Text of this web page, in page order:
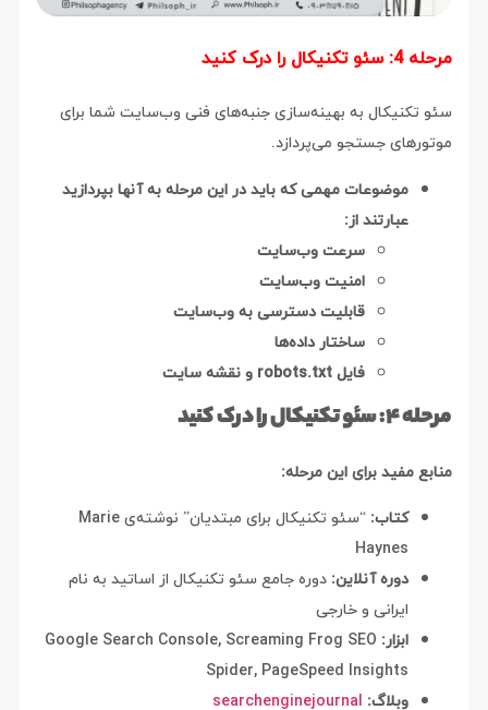
به بهینه‌سازی جنبه‌های فنی وب‌سایت شما برای
جستجو می‌پردازد.
موضوعات مهمی که باید در این مرحله به آنها بپردازید
سرعت وب‌سایت
امنیت وب‌سایت
قابلیت دسترسی به وب‌سایت
ساختار داده‌ها
برای این مرحله:
“سئو تکنیکال برای مبتدیان” نوشته‌ی Marie
دوره آنلاین:دوره جامع سئو تکنیکال از اساتید به نام
ایرانی و خارجی
Google Search Console, Screaming Frog SEO
Spider, PageSpeed Insights
searchenginejournal